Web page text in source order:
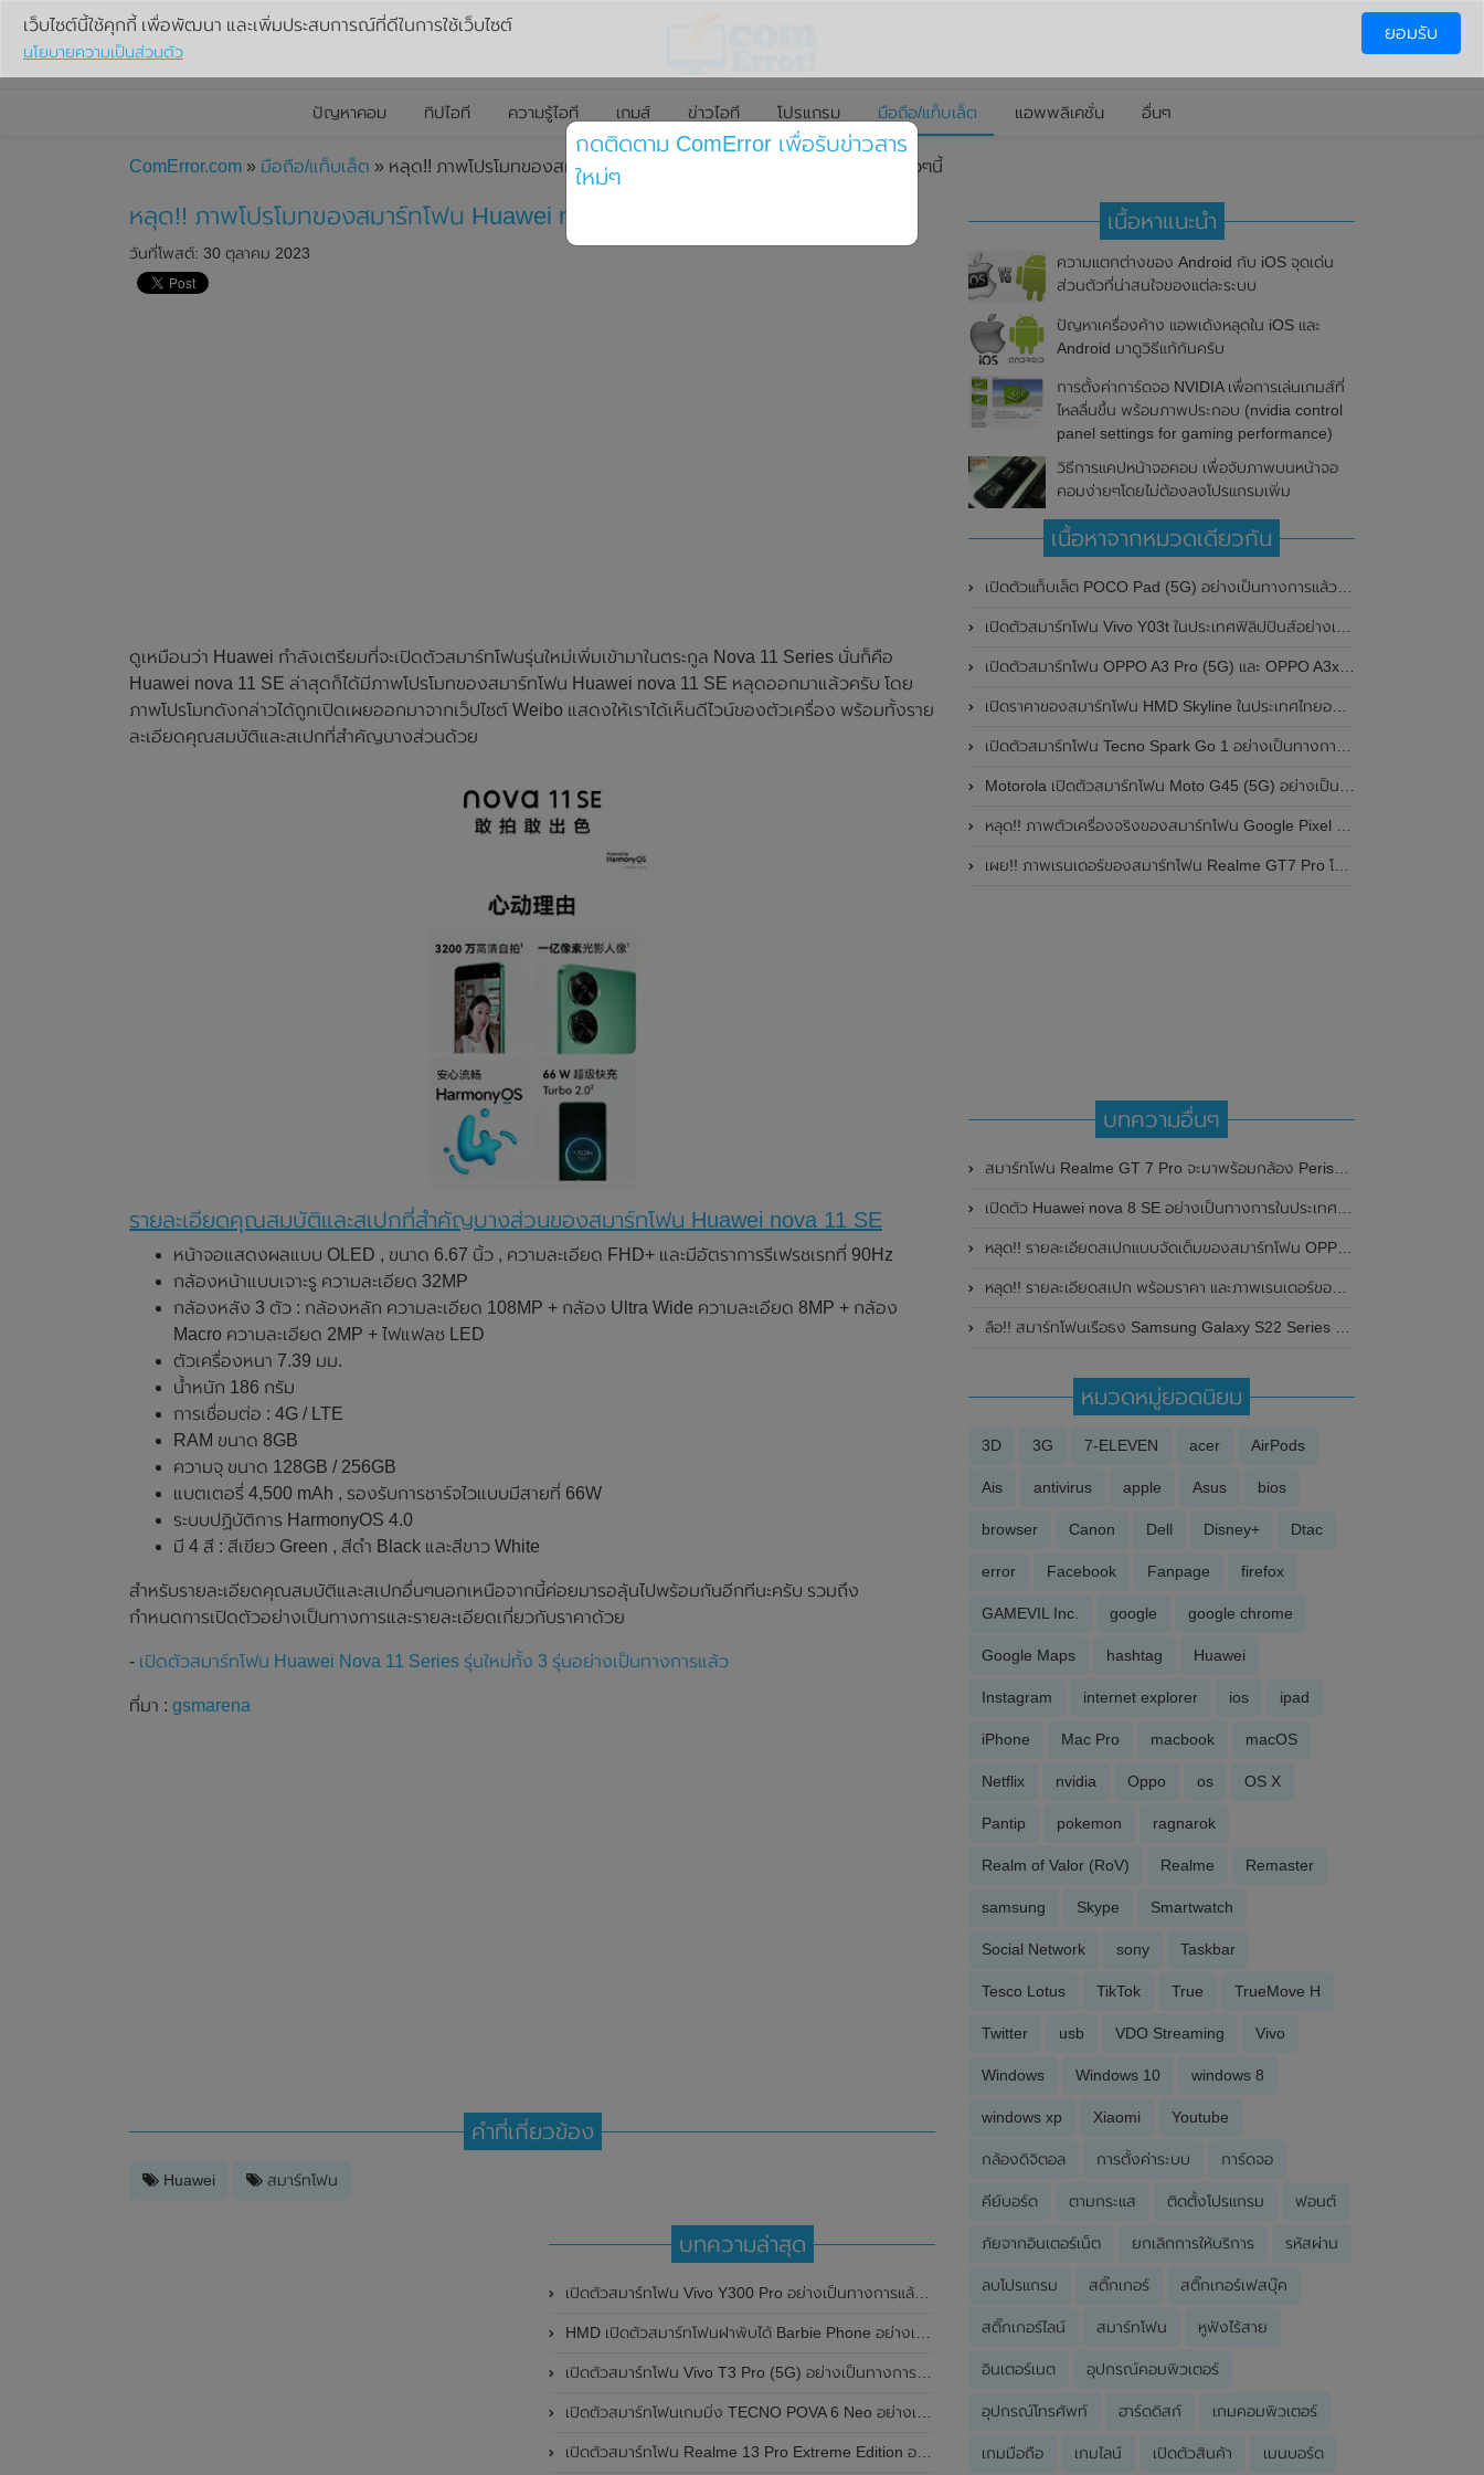
ปัญหาคอม ทิปไอที ความรู้ไอที เกมส์ ข่าวไอที โปรแกรม มือถือ/แท็บเล็ต แอพพลิเคชั่น อื่นๆ
ComError.com » มือถือ/แท็บเล็ต » หลุด!! ภาพโปรโมทของสมาร์ทโฟน Huawei nova 11 SE ก่อนเปิดตัวในเร็วๆนี้
หลุด!! ภาพโปรโมทของสมาร์ทโฟน Huawei nova 11 SE ก่อนเปิดตัวในเร็วๆนี้
วันที่โพสต์: 30 ตุลาคม 2023
ดูเหมือนว่า Huawei กำลังเตรียมที่จะเปิดตัวสมาร์ทโฟนรุ่นใหม่เพิ่มเข้ามาในตระกูล Nova 11 Series นั่นก็คือ
Huawei nova 11 SE ล่าสุดก็ได้มีภาพโปรโมทของสมาร์ทโฟน Huawei nova 11 SE หลุดออกมาแล้วครับ โดย
ภาพโปรโมทดังกล่าวได้ถูกเปิดเผยออกมาจากเว็ปไซต์ Weibo แสดงให้เราได้เห็นดีไวน์ของตัวเครื่อง พร้อมทั้งราย
ละเอียดคุณสมบัติและสเปกที่สำคัญบางส่วนด้วย
รายละเอียดคุณสมบัติและสเปกที่สำคัญบางส่วนของสมาร์ทโฟน Huawei nova 11 SE
หน้าจอแสดงผลแบบ OLED , ขนาด 6.67 นิ้ว , ความละเอียด FHD+ และมีอัตราการรีเฟรชเรทที่ 90Hz
กล้องหน้าแบบเจาะรู ความละเอียด 32MP
กล้องหลัง 3 ตัว : กล้องหลัก ความละเอียด 108MP + กล้อง Ultra Wide ความละเอียด 8MP + กล้อง
Macro ความละเอียด 2MP + ไฟแฟลช LED
ตัวเครื่องหนา 7.39 มม.
น้ำหนัก 186 กรัม
การเชื่อมต่อ : 4G / LTE
RAM ขนาด 8GB
ความจุ ขนาด 128GB / 256GB
แบตเตอรี่ 4,500 mAh , รองรับการชาร์จไวแบบมีสายที่ 66W
ระบบปฏิบัติการ HarmonyOS 4.0
มี 4 สี : สีเขียว Green , สีดำ Black และสีขาว White
สำหรับรายละเอียดคุณสมบัติและสเปกอื่นๆนอกเหนือจากนี้ค่อยมารอลุ้นไปพร้อมกันอีกทีนะครับ รวมถึง
กำหนดการเปิดตัวอย่างเป็นทางการและรายละเอียดเกี่ยวกับราคาด้วย
- เปิดตัวสมาร์ทโฟน Huawei Nova 11 Series รุ่นใหม่ทั้ง 3 รุ่นอย่างเป็นทางการแล้ว
ที่มา : gsmarena
คำที่เกี่ยวข้อง
Huawei สมาร์ทโฟน
บทความล่าสุด
เปิดตัวสมาร์ทโฟน Vivo Y300 Pro อย่างเป็นทางการแล้วในประเทศจีน มาพร้อมดีไซน์พรีเมี่ยม ทนทาน และแบตเตอรี่สุดอึดขนาดใหญ่ 6,500mAh พร้อมรองรับการชาร์จไว 80W
HMD เปิดตัวสมาร์ทโฟนฝาพับได้ Barbie Phone อย่างเป็นทางการแล้ว มาพร้อมธีมสีชมพูสดใส
เปิดตัวสมาร์ทโฟน Vivo T3 Pro (5G) อย่างเป็นทางการแล้วในประเทศอินเดีย
เปิดตัวสมาร์ทโฟนเกมมิ่ง TECNO POVA 6 Neo อย่างเป็นทางการแล้วในประเทศไทย ในราคา 8,499 บาท
เปิดตัวสมาร์ทโฟน Realme 13 Pro Extreme Edition อย่างเป็นทางการแล้วในประเทศจีน
เนื้อหาแนะนำ
ความแตกต่างของ Android กับ iOS จุดเด่น
ส่วนตัวที่น่าสนใจของแต่ละระบบ
ปัญหาเครื่องค้าง แอพเด้งหลุดใน iOS และ
Android มาดูวิธีแก้กันครับ
การตั้งค่าการ์ดจอ NVIDIA เพื่อการเล่นเกมส์ที่
ไหลลื่นขึ้น พร้อมภาพประกอบ (nvidia control
panel settings for gaming performance)
วิธีการแคปหน้าจอคอม เพื่อจับภาพบนหน้าจอ
คอมง่ายๆโดยไม่ต้องลงโปรแกรมเพิ่ม
เนื้อหาจากหมวดเดียวกัน
เปิดตัวแท็บเล็ต POCO Pad (5G) อย่างเป็นทางการแล้วในประเทศอินเดีย มาพร้อมชิปเซ็ต Snapdragon 7s Gen 2 ของ Qualcomm และรองรับเครือข่าย 5G
เปิดตัวสมาร์ทโฟน Vivo Y03t ในประเทศฟิลิปปินส์อย่างเป็นทางการแล้ว มาพร้อมชิปเซ็ต Unisoc T612 , กล้องหลัง ความละเอียด 13MP , แบตเตอรี่ 5,000mAh และหน้าจอแสดงผล LCD / 90Hz
เปิดตัวสมาร์ทโฟน OPPO A3 Pro (5G) และ OPPO A3x ในประเทศไทยอย่างเป็นทางการแล้ว ในราคาเริ่มต้นเพียง 3,999 บาท
เปิดราคาของสมาร์ทโฟน HMD Skyline ในประเทศไทยอย่างเป็นทางการแล้ว ราคา 14,990 บาท
เปิดตัวสมาร์ทโฟน Tecno Spark Go 1 อย่างเป็นทางการแล้ว มาพร้อมหน้าจอแสดงผล LCD / 120Hz , แบตเตอรี่ 5,000mAh และใช้ชิปเซ็ต Unisoc
Motorola เปิดตัวสมาร์ทโฟน Moto G45 (5G) อย่างเป็นทางการแล้วในอินเดีย
หลุด!! ภาพตัวเครื่องจริงของสมาร์ทโฟน Google Pixel 9a โชว์ดีไซน์ใหม่ กล้องหลังแบนราบ ไม่มีกรอบของกล้องแล้ว
เผย!! ภาพเรนเดอร์ของสมาร์ทโฟน Realme GT7 Pro โชว์ให้เห็นดีไซน์ใหม่ พร้อมเผยรายละเอียดสเปกที่สำคัญบางส่วน
บทความอื่นๆ
สมาร์ทโฟน Realme GT 7 Pro จะมาพร้อมกล้อง Periscope , ซูม 120 เท่า
เปิดตัว Huawei nova 8 SE อย่างเป็นทางการในประเทศจีน มาพร้อมกล้อง 64MP , ชาร์จไว 66W และรองรับการเชื่อมต่อเครือข่าย 5G
หลุด!! รายละเอียดสเปกแบบจัดเต็มของสมาร์ทโฟน OPPO Reno10 Pro+ พร้อมเผยรายละเอียดชิปเซ็ตของทั้ง 3 รุ่น
หลุด!! รายละเอียดสเปก พร้อมราคา และภาพเรนเดอร์ของ Huawei Watch Fit สมาร์ทวอทช์รุ่นใหม่ คาดจะเปิดตัวในเดือนกันยายน 2020 นี้
ลือ!! สมาร์ทโฟนเรือธง Samsung Galaxy S22 Series อาจมาด้วยกัน 2 เวอร์ชั่น ชิปเซ็ต Snapdragon 898 และ Exynos 2200
หมวดหมู่ยอดนิยม
3D 3G 7-ELEVEN acer AirPods
Ais antivirus apple Asus bios
browser Canon Dell Disney+ Dtac
error Facebook Fanpage firefox
GAMEVIL Inc. google google chrome
Google Maps hashtag Huawei
Instagram internet explorer ios ipad
iPhone Mac Pro macbook macOS
Netflix nvidia Oppo os OS X
Pantip pokemon ragnarok
Realm of Valor (RoV) Realme Remaster
samsung Skype Smartwatch
Social Network sony Taskbar
Tesco Lotus TikTok True TrueMove H
Twitter usb VDO Streaming Vivo
Windows Windows 10 windows 8
windows xp Xiaomi Youtube
กล้องดิจิตอล การตั้งค่าระบบ การ์ดจอ
คีย์บอร์ด ตามกระแส ติดตั้งโปรแกรม ฟอนต์
ภัยจากอินเตอร์เน็ต ยกเลิกการให้บริการ รหัสผ่าน
ลบโปรแกรม สติ๊กเกอร์ สติ๊กเกอร์เฟสบุ๊ค
สติ๊กเกอร์ไลน์ สมาร์ทโฟน หูฟังไร้สาย
อินเตอร์เนต อุปกรณ์คอมพิวเตอร์
อุปกรณ์โทรศัพท์ ฮาร์ดดิสก์ เกมคอมพิวเตอร์
เกมมือถือ เกมไลน์ เปิดตัวสินค้า เมนบอร์ด
เว็บไซต์นี้ใช้คุกกี้ เพื่อพัฒนา และเพิ่มประสบการณ์ที่ดีในการใช้เว็บไซต์
นโยบายความเป็นส่วนตัว
ยอมรับ
กดติดตาม ComError เพื่อรับข่าวสาร
ใหม่ๆ